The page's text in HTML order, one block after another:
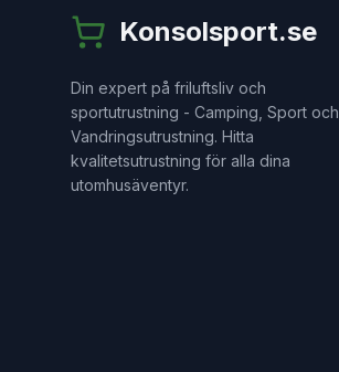
Konsolsport.se
Din expert på friluftsliv och
sportutrustning - Camping, Sport och
Vandringsutrustning. Hitta
kvalitetsutrustning för alla dina
utomhusäventyr.